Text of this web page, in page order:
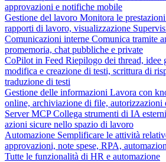
approvazioni e notifiche mobile
Gestione del lavoro Monitora le
rapporti di lavoro, visualizzazione
Comunicazioni interne Comunica tramite
promemoria, chat pubbliche e private
CoPilot in Feed Riepilogo dei thread, idee
modifica e creazione di testi, scrittura di
traduzione di testi
Gestione delle informazioni Lavora con
online, archiviazione di file, autorizzazioni
Server MCP Collega strumenti di IA
azioni sicure nello spazio di lavoro
Automazione Semplificare le attività
approvazioni, note spese, RPA,
Tutte le funzionalità di HR e automazione